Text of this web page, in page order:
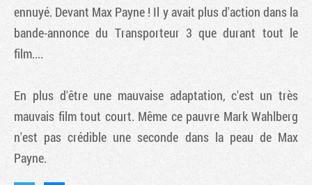
ennuyé. Devant Max Payne ! Il y avait plus d'action dans la
bande-annonce du Transporteur 3 que durant tout le
film....
En plus d'être une mauvaise adaptation, c'est un très
mauvais film tout court. Même ce pauvre Mark Wahlberg
n'est pas crédible une seconde dans la peau de Max
Payne.